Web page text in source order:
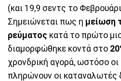
(και 19,9 σεντς το
Σημειώνεται πως η μείωση
ρεύματος κατά το πρώτο
διαμορφώθηκε κοντά στο
χρονδρική αγορά, ωστόσο οι
πληρώνουν οι καταναλωτές